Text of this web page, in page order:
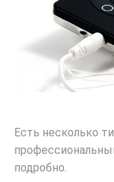
Есть несколько
подробно.